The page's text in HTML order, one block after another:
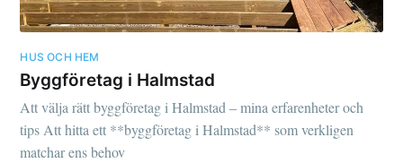
HUS OCH HEM
Byggföretag i Halmstad
Att välja rätt byggföretag i Halmstad – mina erfarenheter och
tips Att hitta ett **byggföretag i Halmstad** som verkligen
matchar ens behov